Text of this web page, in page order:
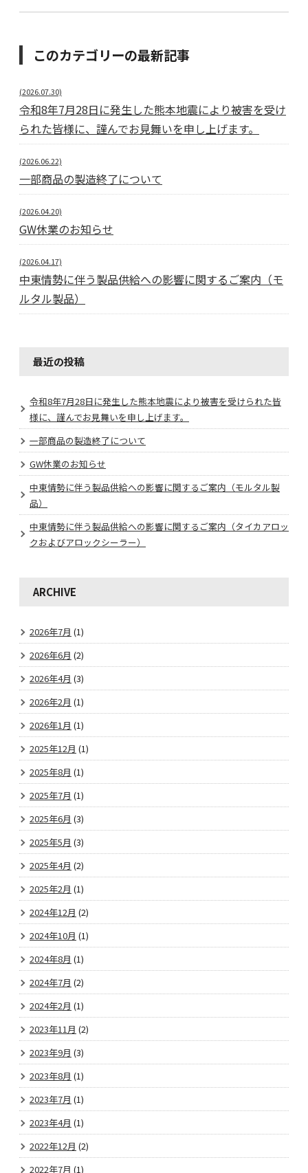
このカテゴリーの最新記事
(2026.07.30)
令和8年7月28日に発生した熊本地震により被害を受け
られた皆様に、謹んでお見舞いを申し上げます。
(2026.06.22)
一部商品の製造終了について
(2026.04.20)
GW休業のお知らせ
(2026.04.17)
中東情勢に伴う製品供給への影響に関するご案内（モ
ルタル製品）
最近の投稿
令和8年7月28日に発生した熊本地震により被害を受けられた皆
様に、謹んでお見舞いを申し上げます。
一部商品の製造終了について
GW休業のお知らせ
中東情勢に伴う製品供給への影響に関するご案内（モルタル製
品）
中東情勢に伴う製品供給への影響に関するご案内（タイカアロッ
クおよびアロックシーラー）
ARCHIVE
2026年7月 (1)
2026年6月 (2)
2026年4月 (3)
2026年2月 (1)
2026年1月 (1)
2025年12月 (1)
2025年8月 (1)
2025年7月 (1)
2025年6月 (3)
2025年5月 (3)
2025年4月 (2)
2025年2月 (1)
2024年12月 (2)
2024年10月 (1)
2024年8月 (1)
2024年7月 (2)
2024年2月 (1)
2023年11月 (2)
2023年9月 (3)
2023年8月 (1)
2023年7月 (1)
2023年4月 (1)
2022年12月 (2)
2022年7月 (1)